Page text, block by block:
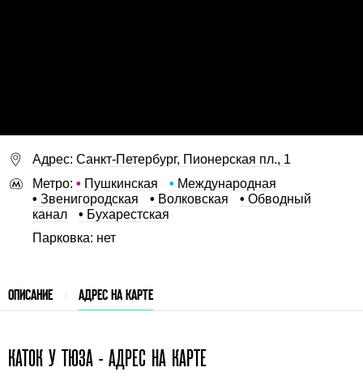
Адрес: Санкт-Петербург, Пионерская пл., 1
Метро: • Пушкинская • Международная
• Звенигородская • Волковская • Обводный
канал
• Бухарестская
Парковка: нет
ОПИСАНИЕ АДРЕС НА КАРТЕ
КАТОК У ТЮЗА - АДРЕС НА КАРТЕ